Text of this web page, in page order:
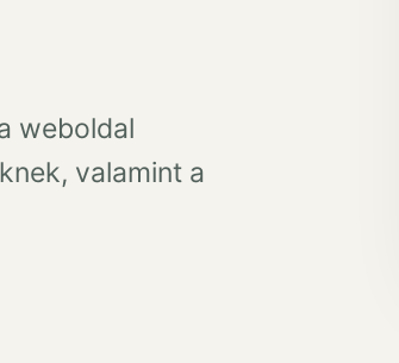
weboldal
valamint a